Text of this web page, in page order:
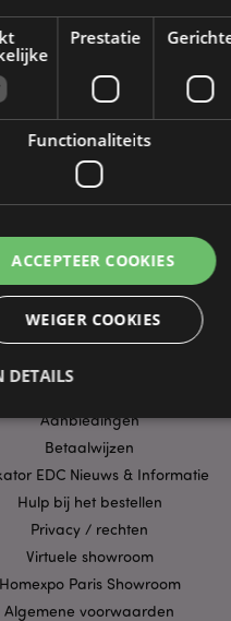
PRAKTISCHE LINKS
Aanbiedingen
Betaalwijzen
EDC Nieuws & Informatie
Hulp bij het bestellen
Privacy / rechten
Virtuele showroom
Homexpo Paris Showroom
Algemene voorwaarden
Prestatie
Functionaliteits
ACCEPTEER COOKIES
WEIGER COOKIES
DETAILS
Prestatie
cookies maken
van de website mogelijk, zoals
en accountbeheer. Zonder
cookies kan de website niet
worden.